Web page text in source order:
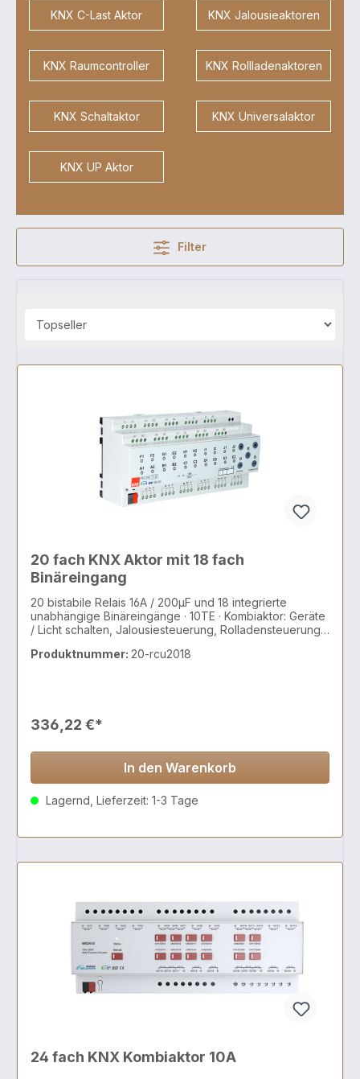
KNX C-Last Aktor KNX Jalousieaktoren
KNX Raumcontroller KNX Rollladenaktoren
KNX Schaltaktor KNX Universalaktor
KNX UP Aktor
Filter
20 fach KNX Aktor mit 18 fach
Binäreingang
20 bistabile Relais 16A / 200µF und 18 integrierte
unabhängige Binäreingänge · 10TE · Kombiaktor: Geräte
/ Licht schalten, Jalousiesteuerung, Rolladensteuerung,
Produktnummer: 20-rcu2018
336,22 €*
In den Warenkorb
Lagernd, Lieferzeit: 1-3 Tage
24 fach KNX Kombiaktor 10A